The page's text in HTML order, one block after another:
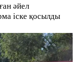
әйел
іске қосылды